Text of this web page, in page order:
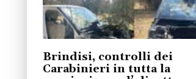
Brindisi, controlli dei
Carabinieri in tutta la